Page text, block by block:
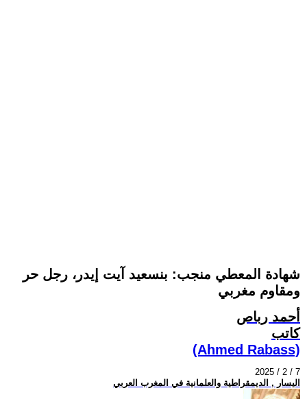
شهادة المعطي منجب: بنسعيد آيت إيدر، رجل حر
ومقاوم مغربي
أحمد رباص
كاتب
(Ahmed Rabass)
2025 / 2 / 7
اليسار , الديمقراطية والعلمانية في المغرب العربي